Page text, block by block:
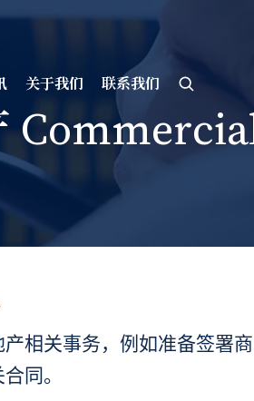
关于我们 联系我们
相关事务，例如准备签署
同。